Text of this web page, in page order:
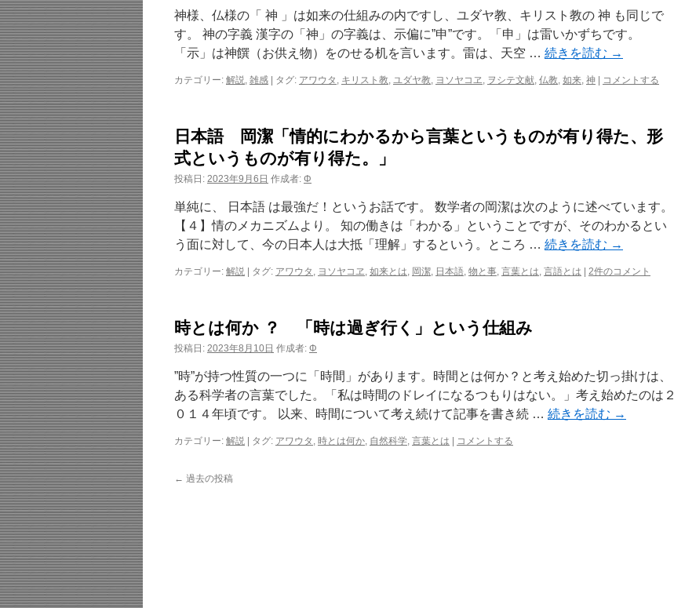
神様、仏様の「 神 」は如来の仕組みの内ですし、ユダヤ教、キリスト教の 神 も同じで
す。 神の字義 漢字の「神」の字義は、示偏に”申”です。「申」は雷いかずちです。
「示」は神饌（お供え物）をのせる机を言います。雷は、天空 … 続きを読む →
カテゴリー: 解説, 雑感 タグ: アワウタ , キリスト教, ユダヤ教, ヨソヤコヱ, ヲシテ文献, 仏教, 如来, 神 コメントする
日本語 岡潔「情的にわかるから言葉というものが有り得た、形
式というものが有り得た。」
投稿日: 2023年9月6日 作成者: Φ
単純に、 日本語 は最強だ！というお話です。 数学者の岡潔は次のように述べています。
【４】情のメカニズムより。 知の働きは「わかる」ということですが、そのわかるとい
う面に対して、今の日本人は大抵「理解」するという。ところ … 続きを読む →
カテゴリー: 解説 タグ: アワウタ , ヨソヤコヱ, 如来とは, 岡潔, 日本語, 物と事, 言葉とは, 言語とは 2件のコメント
時とは何か ？ 「時は過ぎ行く」という仕組み
投稿日: 2023年8月10日 作成者: Φ
”時”が持つ性質の一つに「時間」があります。時間とは何か？と考え始めた切っ掛けは、
ある科学者の言葉でした。「私は時間のドレイになるつもりはない。」考え始めたのは２
０１４年頃です。 以来、時間について考え続けて記事を書き続 … 続きを読む →
カテゴリー: 解説 タグ: アワウタ , 時とは何か, 自然科学, 言葉とは コメントする
← 過去の投稿